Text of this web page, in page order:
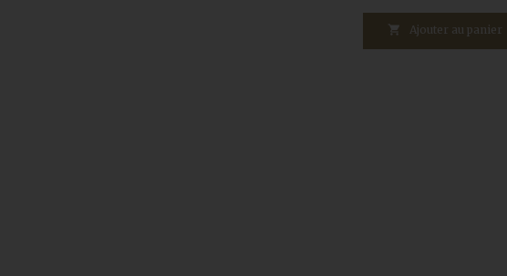
 Ajouter au panier